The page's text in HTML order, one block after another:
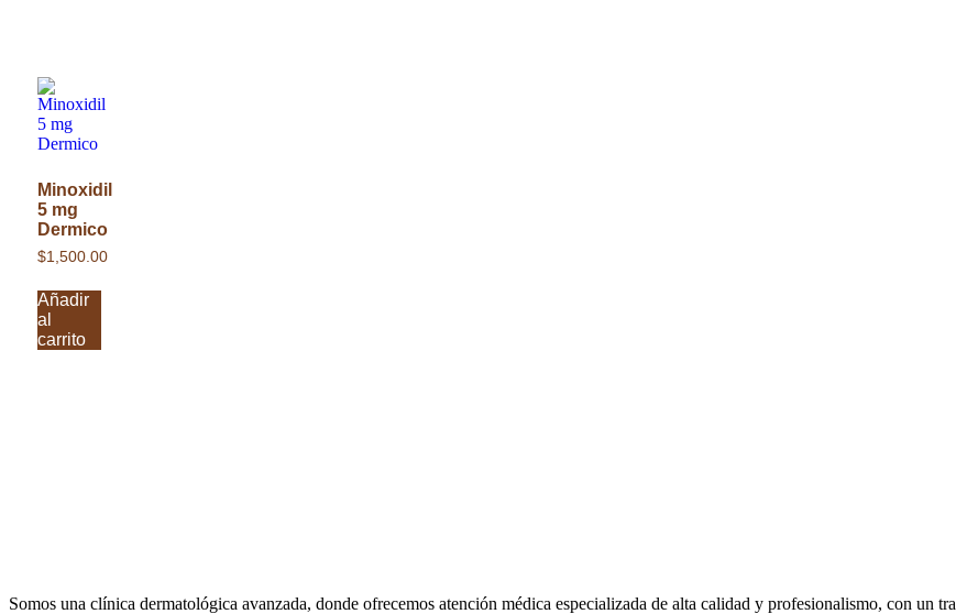
Minoxidil
5 mg
Dermico
$1,500.00
Añadir
al
carrito
Somos una clínica dermatológica avanzada, donde ofrecemos atención médica especializada de alta calidad y profesionalismo, con un